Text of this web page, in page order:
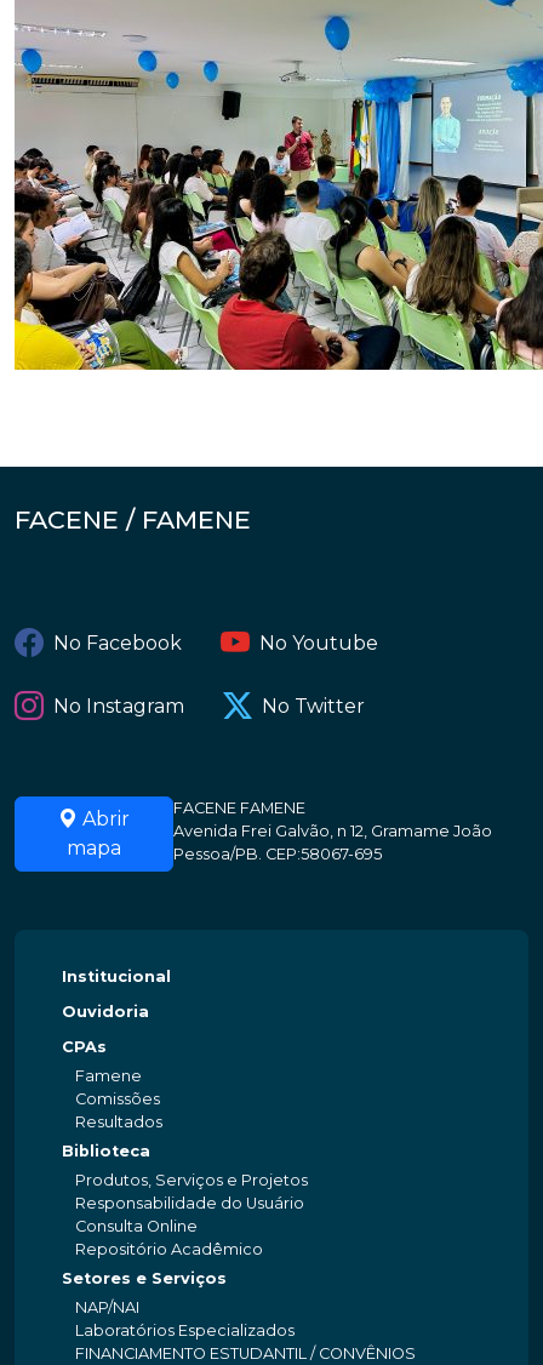
FACENE / FAMENE
No Facebook No Youtube
No Instagram No Twitter
Abrir
mapa
FACENE FAMENE
Avenida Frei Galvão, n 12, Gramame João
Pessoa/PB. CEP:58067-695
Institucional
Ouvidoria
CPAs
Famene
Comissões
Resultados
Biblioteca
Produtos, Serviços e Projetos
Responsabilidade do Usuário
Consulta Online
Repositório Acadêmico
Setores e Serviços
NAP/NAI
Laboratórios Especializados
FINANCIAMENTO ESTUDANTIL / CONVÊNIOS